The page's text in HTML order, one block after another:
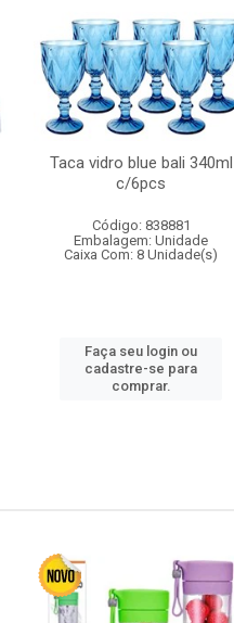
Taca vidro blue bali 340ml
c/6pcs
Código: 838881
Embalagem: Unidade
Caixa Com: 8 Unidade(s)
Faça seu login ou
cadastre-se para
comprar.